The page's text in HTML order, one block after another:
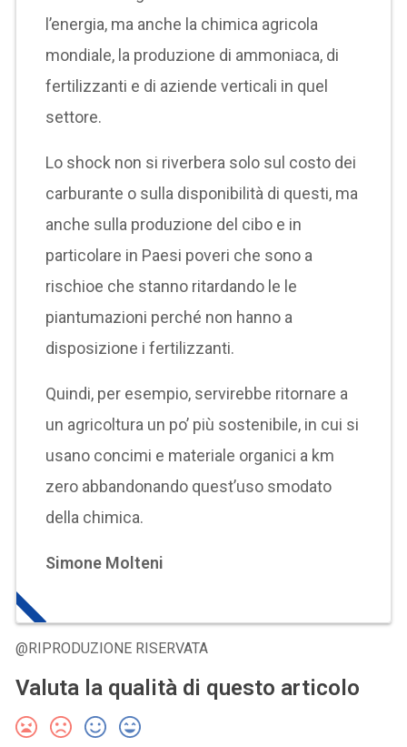
l’energia, ma anche la chimica agricola
mondiale, la produzione di ammoniaca, di
fertilizzanti e di aziende verticali in quel
settore.
Lo shock non si riverbera solo sul costo dei
carburante o sulla disponibilità di questi, ma
anche sulla produzione del cibo e in
particolare in Paesi poveri che sono a
rischioe che stanno ritardando le le
piantumazioni perché non hanno a
disposizione i fertilizzanti.
Quindi, per esempio, servirebbe ritornare a
un agricoltura un po’ più sostenibile, in cui si
usano concimi e materiale organici a km
zero abbandonando quest’uso smodato
della chimica.
Simone Molteni
@RIPRODUZIONE RISERVATA
Valuta la qualità di questo articolo